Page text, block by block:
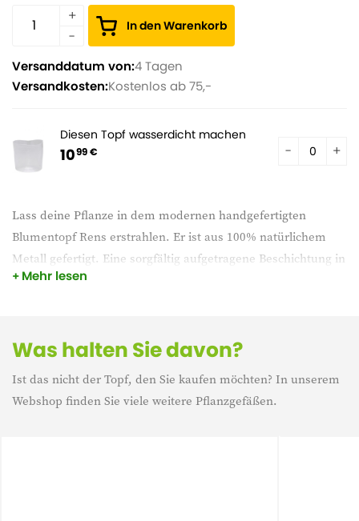
Lass deine Pflanze in dem modernen handgefertigten
Blumentopf Rens erstrahlen. Er ist aus 100% natürlichem
Metall gefertigt. Eine sorgfältig aufgetragene Beschichtung in
einer ruhigen Farbe unterstreicht den modernen,
ergänzt.
Mehr lesen
In den Warenkorb
Versanddatum von:4 Tagen
Versandkosten:Kostenlos ab 75,-
Diesen Topf wasserdicht machen
1099 €
Was halten Sie davon?
Ist das nicht der Topf, den Sie kaufen möchten? In unserem
Webshop finden Sie viele weitere Pflanzgefäßen.